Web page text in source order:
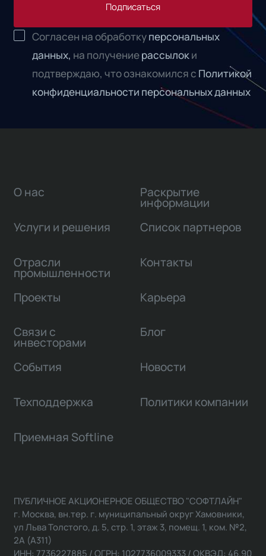
Подписаться
Согласен на обработкуперсональных
данных, на получениерассылоки
подтверждаю, что ознакомился с Политикой
конфиденциальности персональных данных
О нас
Услуги и решения
Отрасли
промышленности
Проекты
Связи с
инвесторами
Раскрытие
информации
Список партнеров
Контакты
Карьера
Блог
События Новости
Техподдержка Политики компании
Приемная Softline
ПУБЛИЧНОЕ АКЦИОНЕРНОЕ ОБЩЕСТВО "СОФТЛАЙН"
г. Москва, вн.тер. г. муниципальный округ Хамовники,
ул Льва Толстого, д. 5, стр. 1, этаж 3, помещ. 1, ком. №2,
2А (А311)
ИНН: 7736227885 / ОГРН: 1027736009333 / ОКВЭД: 46.90